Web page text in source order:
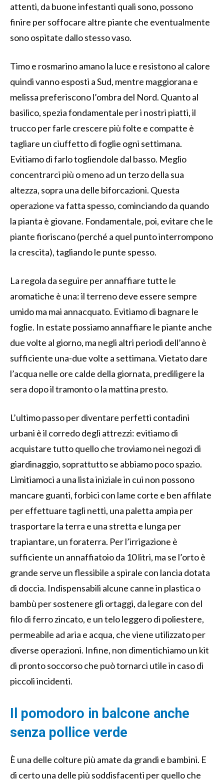
attenti, da buone infestanti quali sono, possono
finire per soffocare altre piante che eventualmente
sono ospitate dallo stesso vaso.
Timo e rosmarino amano la luce e resistono al calore
quindi vanno esposti a Sud, mentre maggiorana e
melissa preferiscono l’ombra del Nord. Quanto al
basilico, spezia fondamentale per i nostri piatti, il
trucco per farle crescere più folte e compatte è
tagliare un ciuffetto di foglie ogni settimana.
Evitiamo di farlo togliendole dal basso. Meglio
concentrarci più o meno ad un terzo della sua
altezza, sopra una delle biforcazioni. Questa
operazione va fatta spesso, cominciando da quando
la pianta è giovane. Fondamentale, poi, evitare che le
piante fioriscano (perché a quel punto interrompono
la crescita), tagliando le punte spesso.
La regola da seguire per annaffiare tutte le
aromatiche è una: il terreno deve essere sempre
umido ma mai annacquato. Evitiamo di bagnare le
foglie. In estate possiamo annaffiare le piante anche
due volte al giorno, ma negli altri periodi dell’anno è
sufficiente una-due volte a settimana. Vietato dare
l’acqua nelle ore calde della giornata, prediligere la
sera dopo il tramonto o la mattina presto.
L’ultimo passo per diventare perfetti contadini
urbani è il corredo degli attrezzi: evitiamo di
acquistare tutto quello che troviamo nei negozi di
giardinaggio, soprattutto se abbiamo poco spazio.
Limitiamoci a una lista iniziale in cui non possono
mancare guanti, forbici con lame corte e ben affilate
per effettuare tagli netti, una paletta ampia per
trasportare la terra e una stretta e lunga per
trapiantare, un foraterra. Per l’irrigazione è
sufficiente un annaffiatoio da 10 litri, ma se l’orto è
grande serve un flessibile a spirale con lancia dotata
di doccia. Indispensabili alcune canne in plastica o
bambù per sostenere gli ortaggi, da legare con del
filo di ferro zincato, e un telo leggero di poliestere,
permeabile ad aria e acqua, che viene utilizzato per
diverse operazioni. Infine, non dimentichiamo un kit
di pronto soccorso che può tornarci utile in caso di
piccoli incidenti.
Il pomodoro in balcone anche
senza pollice verde
È una delle colture più amate da grandi e bambini. E
di certo una delle più soddisfacenti per quello che